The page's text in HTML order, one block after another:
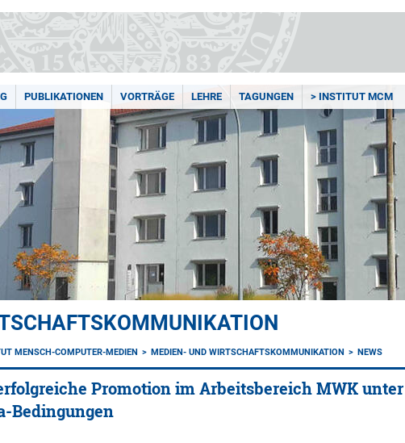
PUBLIKATIONEN VORTRÄGE LEHRE TAGUNGEN > INSTITUT MCM
MENSCH-COMPUTER-MEDIEN MEDIEN- UND WIRTSCHAFTSKOMMUNIKATION NEWS
Promotion im Arbeitsbereich MWK unter
Bedingungen